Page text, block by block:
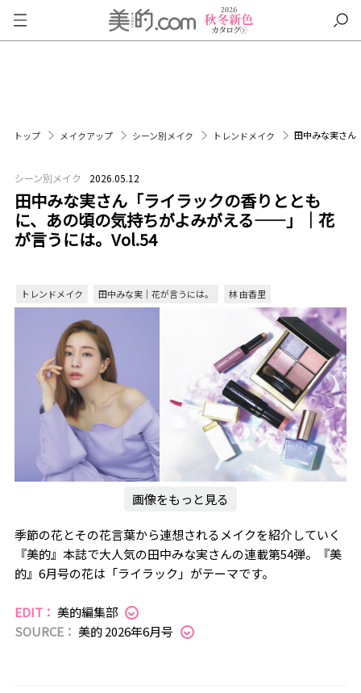
トップ メイクアップ シーン別メイク トレンドメイク 田中みな実さん
シーン別メイク 2026.05.12
田中みな実さん「ライラックの香りととも
に、あの頃の気持ちがよみがえる――」｜花
が言うには。Vol.54
トレンドメイク 田中みな実｜花が言うには。 林 由香里
画像をもっと見る
季節の花とその花言葉から連想されるメイクを紹介していく
『美的』本誌で大人気の田中みな実さんの連載第54弾。『美
的』6月号の花は「ライラック」がテーマです。
EDIT： 美的編集部
SOURCE： 美的 2026年6月号